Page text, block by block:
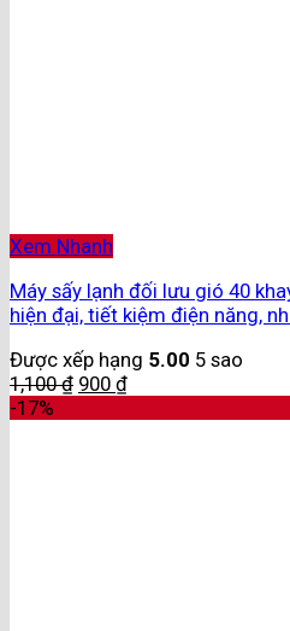
Xem Nhanh
Máy sấy lạnh đối lưu gió 40
hiện đại, tiết kiệm điện năng,
Được xếp hạng 5.00 5 sao
1,100₫ 900 ₫
-17%